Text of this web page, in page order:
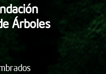
Árboles